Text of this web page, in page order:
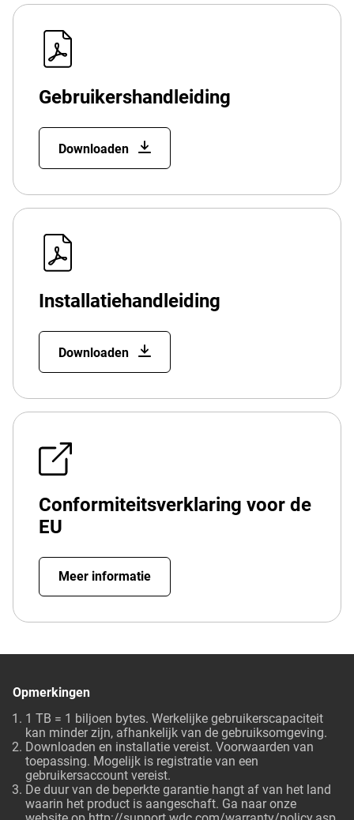
Gebruikershandleiding
Downloaden
Installatiehandleiding
Downloaden
Conformiteitsverklaring voor de
EU
Meer informatie
Opmerkingen
1 TB = 1 biljoen bytes. Werkelijke gebruikerscapaciteit
kan minder zijn, afhankelijk van de gebruiksomgeving.
Downloaden en installatie vereist. Voorwaarden van
toepassing. Mogelijk is registratie van een
gebruikersaccount vereist.
De duur van de beperkte garantie hangt af van het land
waarin het product is aangeschaft. Ga naar onze